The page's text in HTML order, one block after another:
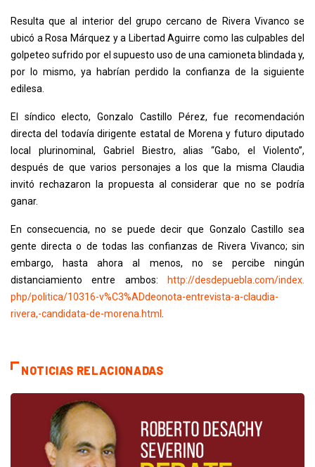
Resulta que al interior del grupo cercano de Rivera Vivanco se
ubicó a Rosa Márquez y a Libertad Aguirre como las culpables del
golpeteo sufrido por el supuesto uso de una camioneta blindada y,
por lo mismo, ya habrían perdido la confianza de la siguiente
edilesa.
El síndico electo, Gonzalo Castillo Pérez, fue recomendación
directa del todavía dirigente estatal de Morena y futuro diputado
local plurinominal, Gabriel Biestro, alias “Gabo, el Violento”,
después de que varios personajes a los que la misma Claudia
invitó rechazaron la propuesta al considerar que no se podría
ganar.
En consecuencia, no se puede decir que Gonzalo Castillo sea
gente directa o de todas las confianzas de Rivera Vivanco; sin
embargo, hasta ahora al menos, no se percibe ningún
distanciamiento entre ambos:
http://desdepuebla.com/index.
php/politica/10316-v%C3%ADdeonota-entrevista-a-claudia-
rivera,-candidata-de-morena.html .
NOTICIAS RELACIONADAS